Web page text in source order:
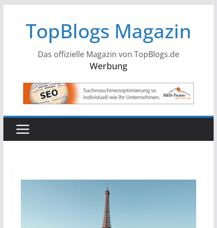
springenTopBlogs Magazin
Das offizielle Magazin von TopBlogs.de
Werbung